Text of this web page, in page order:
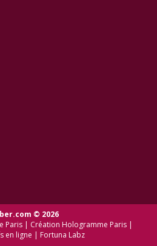
© 2026
Paris | Création Hologramme Paris |
en ligne | Fortuna Labz